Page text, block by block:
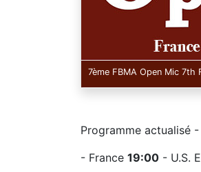
7ème FBMA Open Mic 7th
Programme actualisé
- France 19:00 - U.S.